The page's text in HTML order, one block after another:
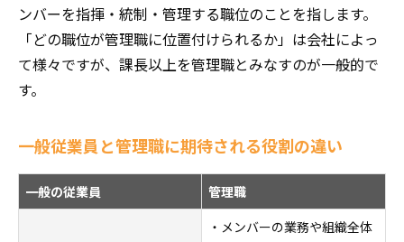
ンバーを指揮・統制・管理する職位のことを指します。
「どの職位が管理職に位置付けられるか」は会社によっ
て様々ですが、課長以上を管理職とみなすのが一般的で
す。
一般従業員と管理職に期待される役割の違い
一般の従業員 管理職
・メンバーの業務や組織全体